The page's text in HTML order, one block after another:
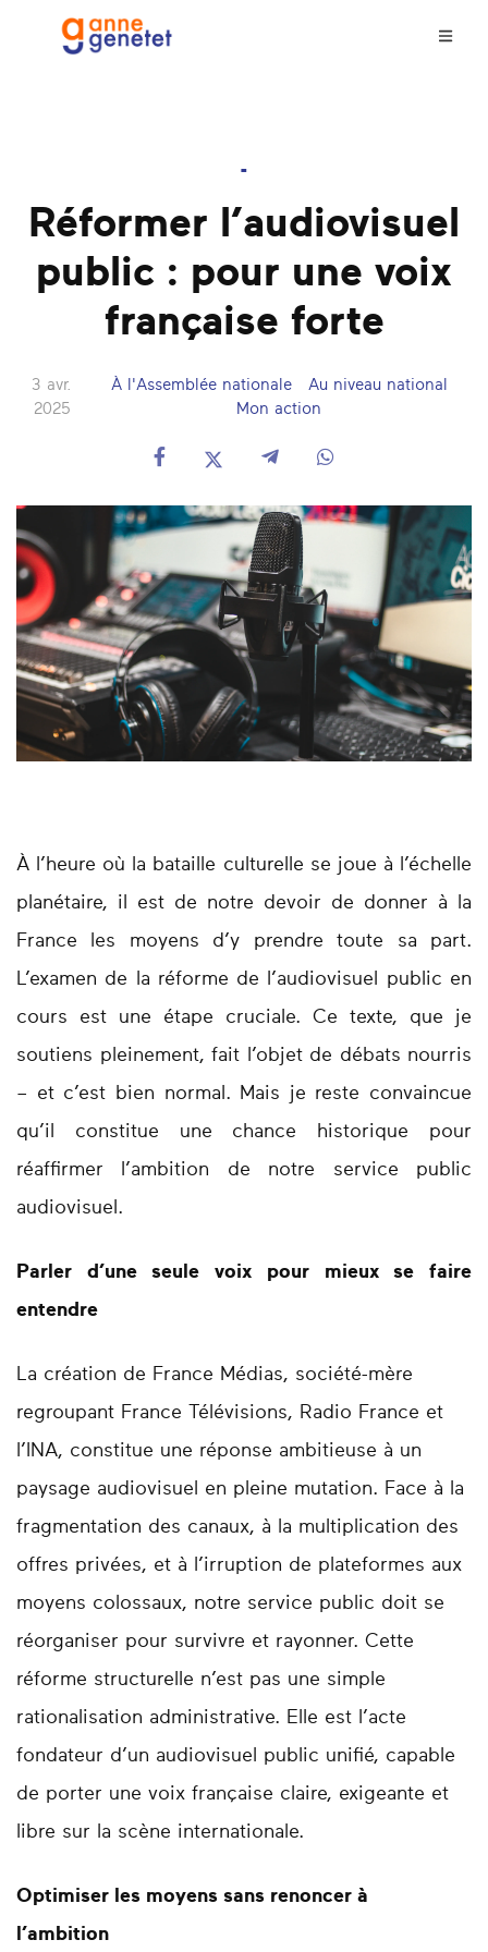
-
Réformer l’audiovisuel
public : pour une voix
française forte
3 avr.
2025
À l'Assemblée nationale
Au niveau national
Mon action
À l’heure où la bataille culturelle se joue à l’échelle
planétaire, il est de notre devoir de donner à la
France les moyens d’y prendre toute sa part.
L’examen de la réforme de l’audiovisuel public en
cours est une étape cruciale. Ce texte, que je
soutiens pleinement, fait l’objet de débats nourris
– et c’est bien normal. Mais je reste convaincue
qu’il constitue une chance historique pour
réaffirmer l’ambition de notre service public
audiovisuel.
Parler d’une seule voix pour mieux se faire
entendre
La création de France Médias, société-mère
regroupant France Télévisions, Radio France et
l’INA, constitue une réponse ambitieuse à un
paysage audiovisuel en pleine mutation. Face à la
fragmentation des canaux, à la multiplication des
offres privées, et à l’irruption de plateformes aux
moyens colossaux, notre service public doit se
réorganiser pour survivre et rayonner. Cette
réforme structurelle n’est pas une simple
rationalisation administrative. Elle est l’acte
fondateur d’un audiovisuel public unifié, capable
de porter une voix française claire, exigeante et
libre sur la scène internationale.
Optimiser les moyens sans renoncer à
l’ambition